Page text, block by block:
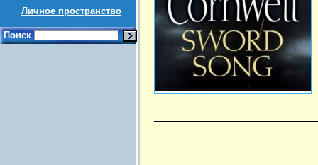
Личное пространство
Поиск